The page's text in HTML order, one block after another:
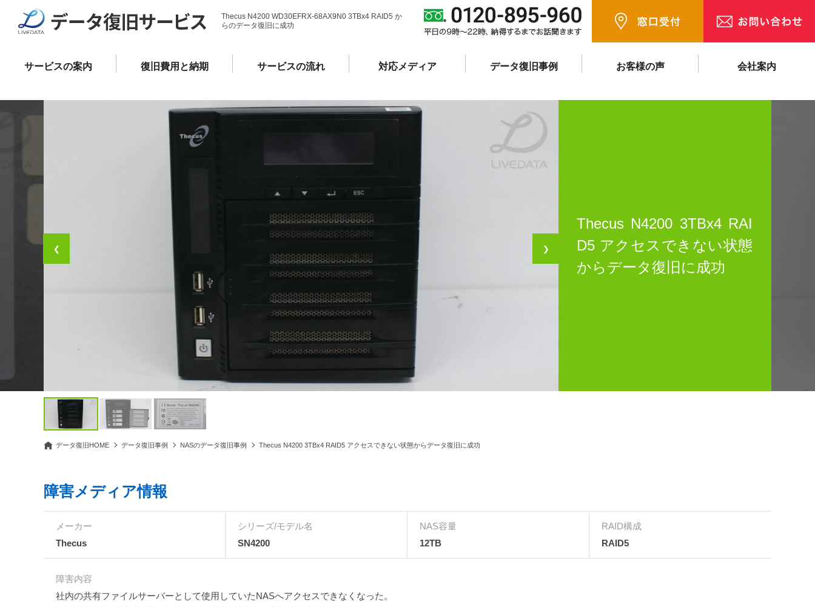
Thecus N4200 WD30EFRX-68AX9N0 3TBx4 RAID5 か
らのデータ復旧に成功
サービスの案内 復旧費用と納期 サービスの流れ 対応メディア データ復旧事例 お客様の声 会社案内
Thecus N4200 3TBx4 RAI
D5 アクセスできない状態
からデータ復旧に成功
❮ ❯
データ復旧HOME データ復旧事例 NASのデータ復旧事例 Thecus N4200 3TBx4 RAID5 アクセスできない状態からデータ復旧に成功
障害メディア情報
メーカー
Thecus
シリーズ/モデル名
SN4200
NAS容量
12TB
RAID構成
RAID5
障害内容
社内の共有ファイルサーバーとして使用していたNASへアクセスできなくなった。